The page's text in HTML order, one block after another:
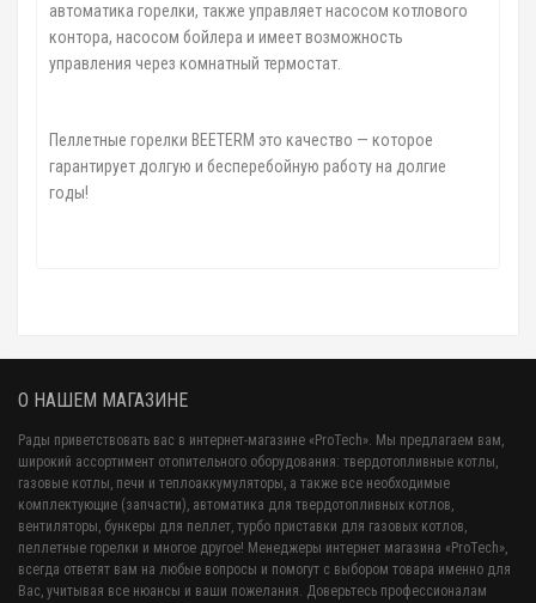
автоматика горелки, также управляет насосом котлового
контора, насосом бойлера и имеет возможность
управления через комнатный термостат.
Пеллетные горелки BEETERM это качество — которое
гарантирует долгую и бесперебойную работу на долгие
годы!
О НАШЕМ МАГАЗИНЕ
Рады приветствовать вас в интернет-магазине «ProTech». Мы предлагаем вам,
широкий ассортимент отопительного оборудования: твердотопливные котлы,
газовые котлы, печи и теплоаккумуляторы, а также все необходимые
комплектующие (запчасти), автоматика для твердотопливных котлов,
вентиляторы, бункеры для пеллет, турбо приставки для газовых котлов,
пеллетные горелки и многое другое! Менеджеры интернет магазина «ProTech»,
всегда ответят вам на любые вопросы и помогут с выбором товара именно для
Вас, учитывая все нюансы и ваши пожелания. Доверьтесь профессионалам